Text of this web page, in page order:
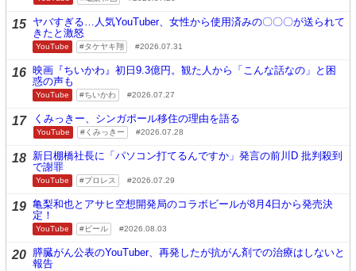
15 ヤバすぎる…人気YouTuber、女性から使用済みの〇〇〇が送られて
きたと激怒
YouTube タケヤキ翔 2026.07.31
16 映画『ちいかわ』初日9.3億円。観た人から「こんな話なの」と困
惑の声も
YouTube ちいかわ 2026.07.27
17 くみっきー、シンガポール移住の理由を語る
YouTube くみっきー 2026.07.28
18 新日棚橋社長に「パソコン打てるんですか」発言の前川D 批判殺到
で謝罪
YouTube プロレス 2026.07.29
19 亀梨和也とアサヒ空想開発局のコラボビールが8月4日から発売決
定！
YouTube ビール 2026.08.03
20 膵臓がん公表のYouTuber、再発したが抗がん剤での治療はしないと
報告